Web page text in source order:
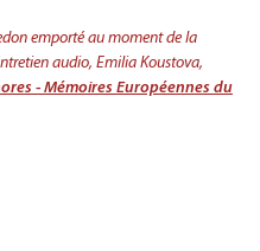
emporté au moment de la
audio, Emilia Koustova,
- Mémoires Européennes du